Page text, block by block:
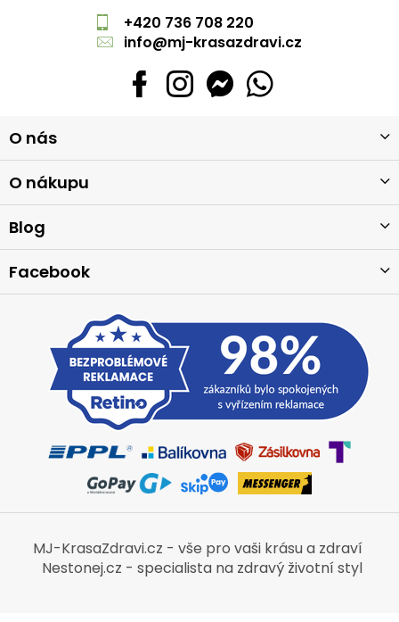
+420 736 708 220
info@mj-krasazdravi.cz
á
p
a
t
O nás
O nákupu
Blog
Facebook
MJ-KrasaZdravi.cz - vše pro vaši krásu a zdraví
Nestonej.cz - specialista na zdravý životní styl